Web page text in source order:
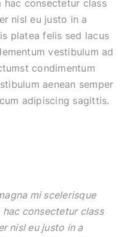
hac consectetur class
nisl eu justo in a
platea felis sed lacus
vestibulum ad
condimentum
aenean semper
adipiscing sagittis.
mi scelerisque
consectetur class
nisl eu justo in a